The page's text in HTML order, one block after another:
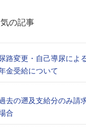
気の記事
尿路変更・自己導尿によ
金受給について
去の遡及支給分のみ請
合